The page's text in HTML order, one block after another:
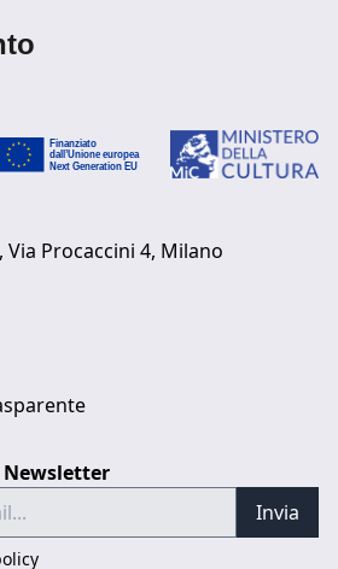
Procaccini 4, Milano
Invia